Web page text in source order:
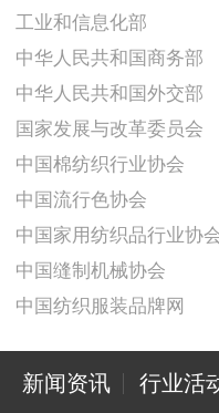
工业和信息化部
中华人民共和国商务部
中华人民共和国外交部
国家发展与改革委员会
中国棉纺织行业协会
中国流行色协会
中国家用纺织品行业协
中国缝制机械协会
中国纺织服装品牌网
新闻资讯 行业活